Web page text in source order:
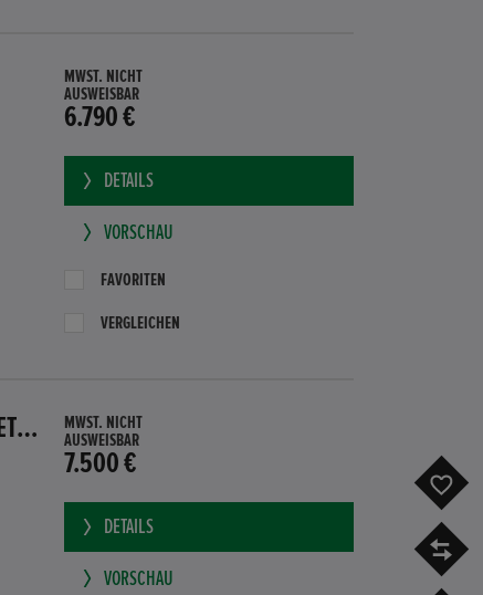
MWST. NICHT
AUSWEISBAR
6.790 €
DETAILS
VORSCHAU
FAVORITEN
VERGLEICHEN
HONDA CR-Z GT HYBRID PDC SITZHEIZUNG SUBWOOFER BLUETOOTH
MWST. NICHT
AUSWEISBAR
7.500 €
DETAILS
VORSCHAU